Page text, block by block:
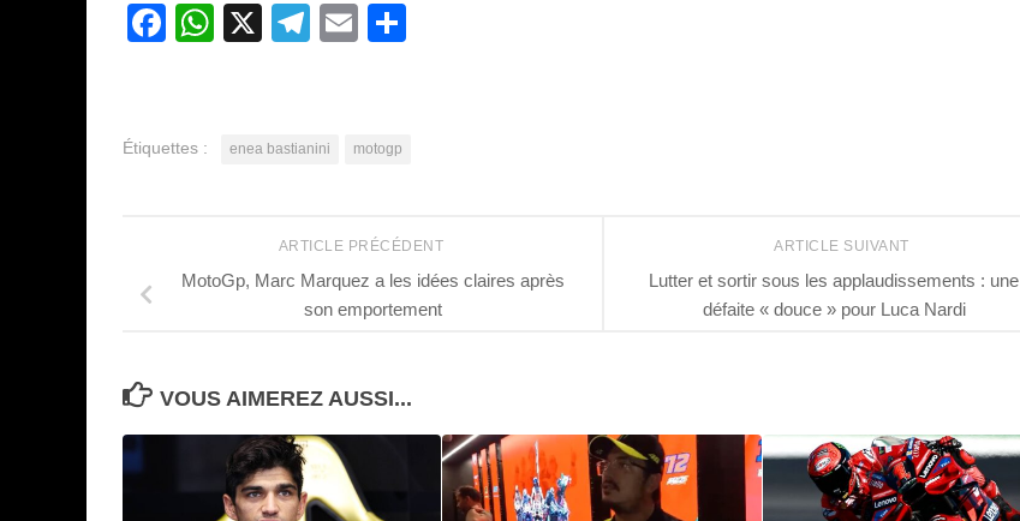
Facebook
WhatsApp
X Telegram
Email
Étiquettes : enea bastianini motogp
ARTICLE SUIVANT
Lutter et sortir sous les applaudissements : une
défaite « douce » pour Luca Nardi
ARTICLE PRÉCÉDENT
MotoGp, Marc Marquez a les idées claires après
son emportement
VOUS AIMEREZ AUSSI...